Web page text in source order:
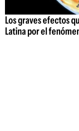
Los graves efectos
Latina por el